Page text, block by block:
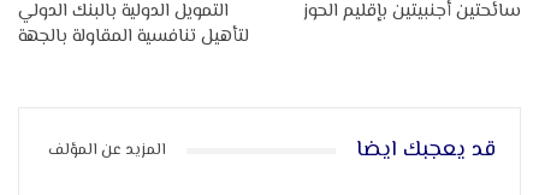
سائحتين أجنبيتين بإقليم الحوز
التمويل الدولية بالبنك الدولي
لتأهيل تنافسية المقاولة بالجهة
قد يعجبك ايضا المزيد عن المؤلف